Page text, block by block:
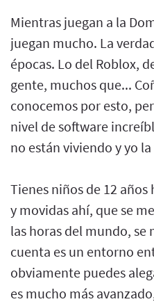
Mientras juegan a la
juegan mucho. La
épocas. Lo del Roblox,
gente, muchos que...
conocemos por esto,
nivel de software
no están viviendo y yo la
Tienes niños de 12
y movidas ahí, que se
las horas del mundo, se
cuenta es un entorno
obviamente puedes
es mucho más